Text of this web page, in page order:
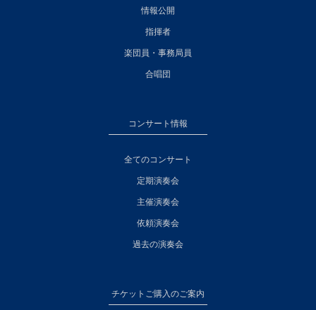
情報公開
指揮者
楽団員・事務局員
合唱団
コンサート情報
全てのコンサート
定期演奏会
主催演奏会
依頼演奏会
過去の演奏会
チケットご購入のご案内